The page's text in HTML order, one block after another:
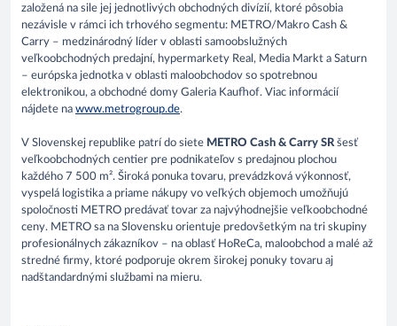
založená na sile jej jednotlivých obchodných divízií, ktoré pôsobia
nezávisle v rámci ich trhového segmentu: METRO/Makro Cash &
Carry – medzinárodný líder v oblasti samoobslužných
veľkoobchodných predajní, hypermarkety Real, Media Markt a Saturn
– európska jednotka v oblasti maloobchodov so spotrebnou
elektronikou, a obchodné domy Galeria Kaufhof. Viac informácií
nájdete na www.metrogroup.de.
V Slovenskej republike patrí do siete METRO Cash & Carry SRšesť
veľkoobchodných centier pre podnikateľov s predajnou plochou
každého 7 500 m². Široká ponuka tovaru, prevádzková výkonnosť,
vyspelá logistika a priame nákupy vo veľkých objemoch umožňujú
spoločnosti METRO predávať tovar za najvýhodnejšie veľkoobchodné
ceny. METRO sa na Slovensku orientuje predovšetkým na tri skupiny
profesionálnych zákazníkov – na oblasť HoReCa, maloobchod a malé až
stredné firmy, ktoré podporuje okrem širokej ponuky tovaru aj
nadštandardnými službami na mieru.